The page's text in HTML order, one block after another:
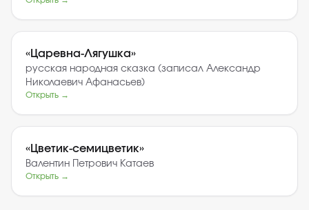
«Царевна-Лягушка»
русская народная сказка (записал Александр
Николаевич Афанасьев)
Открыть →
«Цветик-семицветик»
Валентин Петрович Катаев
Открыть →